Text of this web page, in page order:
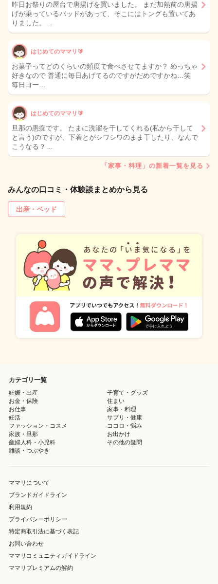
昨日お祭りの屋台で唐揚げを買いました。 まだ加熱前の唐揚
げが乗っているバッドがあって、そこにはトングも置いてあ
りました。…
はじめてのママリ🔰
お菓子ってどのくらいの頻度で食べさせてますか？ めっちゃ
好きなので 普通に毎日あげてるのですがだめですかね…笑
毎日ヨー…
はじめてのママリ🔰
旦那の愚痴です。 たまに洗濯を干してくれる(私から干して
と言う)のですが、下着とがシワシワのまま干したり、なんで
こうなる？…
「家事・料理」の新着一覧を見る
みんなの口コミ・体験談まとめから見る
出産・ベッド
カテゴリ一覧
妊娠・出産
子育て・グッズ
お金・保険
住まい
お仕事
家事・料理
妊活
サプリ・健康
ファッション・コスメ
ココロ・悩み
家族・旦那
お出かけ
産婦人科・小児科
その他の疑問
雑談・つぶやき
ママリについて
ブランドガイドライン
利用規約
プライバシーポリシー
特定商取引法に基づく表記
お問い合わせ
ママリコミュニティガイドライン
ママリプレミアムの解約